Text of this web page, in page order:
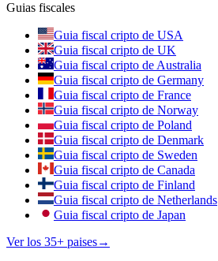
Guias fiscales
Guia fiscal cripto de USA
Guia fiscal cripto de UK
Guia fiscal cripto de Australia
Guia fiscal cripto de Germany
Guia fiscal cripto de France
Guia fiscal cripto de Norway
Guia fiscal cripto de Poland
Guia fiscal cripto de Denmark
Guia fiscal cripto de Sweden
Guia fiscal cripto de Canada
Guia fiscal cripto de Finland
Guia fiscal cripto de Netherlands
Guia fiscal cripto de Japan
Ver los 35+ paises→